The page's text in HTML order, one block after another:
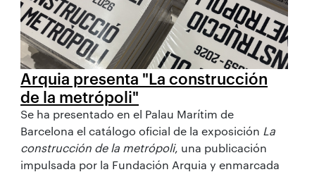
Arquia presenta "La construcción
de la metrópoli"
Se ha presentado en el Palau Marítim de
Barcelona el catálogo oficial de la exposición La
construcción de la metrópoli, una publicación
impulsada por la Fundación Arquia y enmarcada